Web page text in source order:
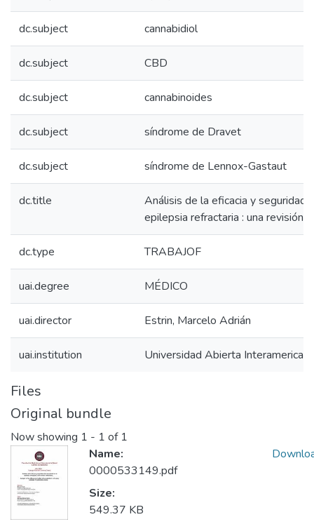
dc.subject cannabidiol
dc.subject CBD
dc.subject cannabinoides
dc.subject síndrome de Dravet
dc.subject síndrome de Lennox-Gastaut
dc.title
Análisis de la eficacia y seguridad
epilepsia refractaria : una revisión
dc.type TRABAJOF
uai.degree MÉDICO
uai.director Estrin, Marcelo Adrián
uai.institution Universidad Abierta Interamericana
Files
Original bundle
Now showing 1 - 1 of 1
Name:
0000533149.pdf
Size:
549.37 KB